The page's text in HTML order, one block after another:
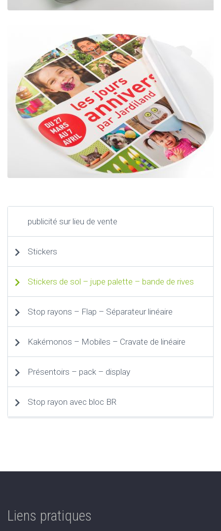
publicité sur lieu de vente
Stickers
Stickers de sol – jupe palette – bande de rives
Stop rayons – Flap – Séparateur linéaire
Kakémonos – Mobiles – Cravate de linéaire
Présentoirs – pack – display
Stop rayon avec bloc BR
Liens pratiques